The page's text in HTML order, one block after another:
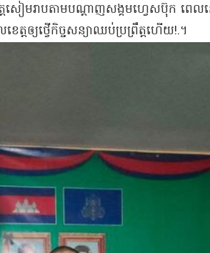
តសៀមរាប​តាម​បណ្តាញ​សង្គម​ហ្វេ​ស​ប៊ុ​ក ពេល
ត្ត​ឲ្យ​ថ្វើ​កិច្ចសន្យា​ឈប់​ប្រព្រឹត្ត​ហើយ​!.។